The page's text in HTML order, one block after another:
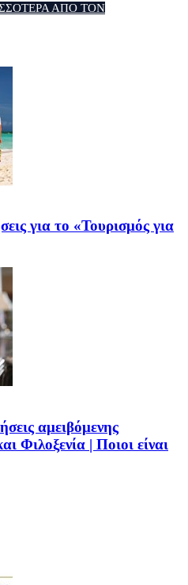
ΑΠΟ ΤΟΝ
για το «Τουρισμός για
αμειβόμενης
Φιλοξενία | Ποιοι είναι